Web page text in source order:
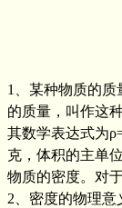
1、某种物质的
的质量，叫作这
其数学表达式为
克，体积的主单
物质的密度。对
2、密度的物理